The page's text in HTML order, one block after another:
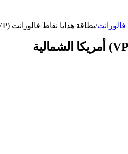
/بطاقة هدايا نقاط فالورانت (VP) أمريكا الشمالية